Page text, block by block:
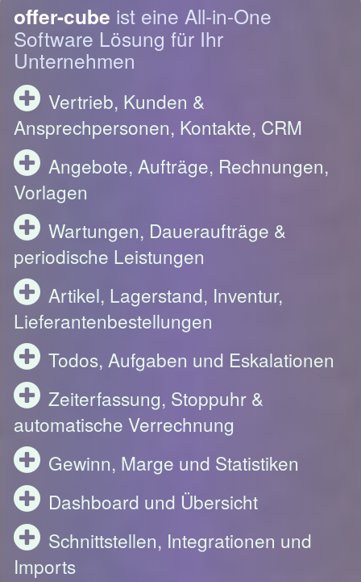
offer-cube ist eine All-in-One
Software Lösung für Ihr
Unternehmen
Vertrieb, Kunden &
Ansprechpersonen, Kontakte, CRM
Angebote, Aufträge, Rechnungen,
Vorlagen
Wartungen, Daueraufträge &
periodische Leistungen
Artikel, Lagerstand, Inventur,
Lieferantenbestellungen
Todos, Aufgaben und Eskalationen
Zeiterfassung, Stoppuhr &
automatische Verrechnung
Gewinn, Marge und Statistiken
Dashboard und Übersicht
Schnittstellen, Integrationen und
Imports